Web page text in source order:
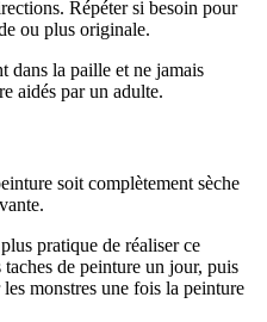
Répéter si besoin pour
ou plus originale.
dans la paille et ne jamais
aidés par un adulte.
soit complètement sèche
pratique de réaliser ce
de peinture un jour, puis
monstres une fois la peinture